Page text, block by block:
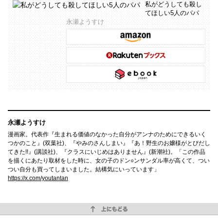
私がどうしても殺し
てほしい5人のパパ
永瀬ようすけ
永瀬ようすけ
漫画家。代表作『生まれる価値のなかった自分がアンナのためにできるいく
つかのこと』(双葉社)、『やみのさんしまい』『あ！野生のお嬢様がとびだし
てきた!!』(講談社)、『クラスにいじめはありません』(新潮社)。「この作品
を描くにあたり取材をした時に、女の子のドン○ンサンダル率が高くて、つい
つい自分も買ってしまいました。結構気にいっています」
https://x.com/youtantan